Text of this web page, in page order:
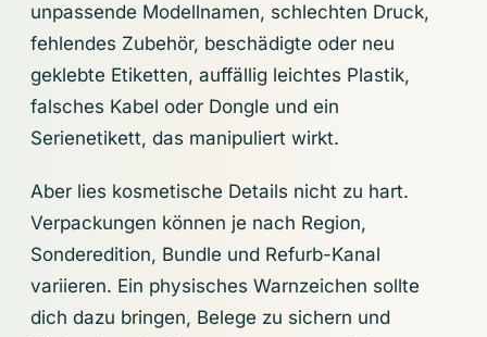
unpassende Modellnamen, schlechten Druck,
fehlendes Zubehör, beschädigte oder neu
geklebte Etiketten, auffällig leichtes Plastik,
falsches Kabel oder Dongle und ein
Serienetikett, das manipuliert wirkt.
Aber lies kosmetische Details nicht zu hart.
Verpackungen können je nach Region,
Sonderedition, Bundle und Refurb-Kanal
variieren. Ein physisches Warnzeichen sollte
dich dazu bringen, Belege zu sichern und